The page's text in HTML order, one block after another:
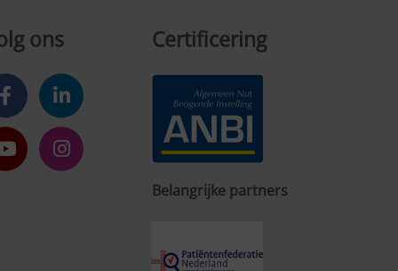
ons Certificering
Belangrijke partners